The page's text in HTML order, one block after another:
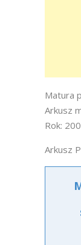
Matura
Arkusz
Rok:
Arkusz